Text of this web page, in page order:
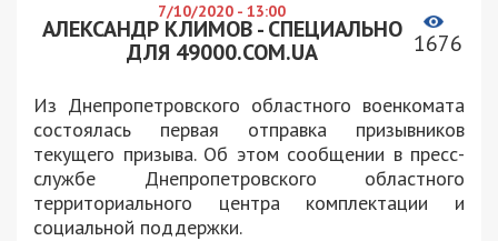
7/10/2020 - 13:00
АЛЕКСАНДР КЛИМОВ - СПЕЦИАЛЬНО
ДЛЯ 49000.COM.UA
1676
Из Днепропетровского областного военкомата
состоялась первая отправка призывников
текущего призыва. Об этом сообщении в пресс-
службе Днепропетровского областного
территориального центра комплектации и
социальной поддержки.